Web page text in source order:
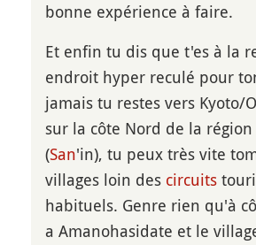
bonne expérience à faire.
Et enfin tu dis que t'es à la
endroit hyper reculé pour
jamais tu restes vers Kyoto/
sur la côte Nord de la région
(San'in), tu peux très vite
villages loin des circuits
habituels. Genre rien qu'à
a Amanohasidate et le